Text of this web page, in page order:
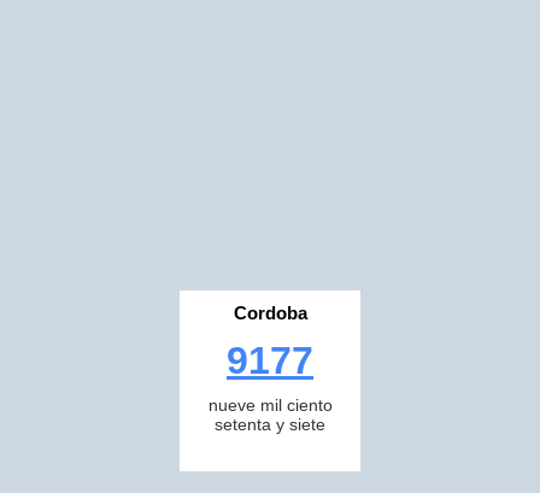
Cordoba
9177
nueve mil ciento
setenta y siete